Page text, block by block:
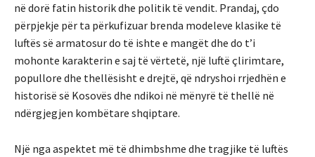
në dorë fatin historik dhe politik të vendit. Prandaj, çdo
përpjekje për ta përkufizuar brenda modeleve klasike të
luftës së armatosur do të ishte e mangët dhe do t’i
mohonte karakterin e saj të vërtetë, një luftë çlirimtare,
popullore dhe thellësisht e drejtë, që ndryshoi rrjedhën e
historisë së Kosovës dhe ndikoi në mënyrë të thellë në
ndërgjegjen kombëtare shqiptare.
Një nga aspektet më të dhimbshme dhe tragjike të luftës